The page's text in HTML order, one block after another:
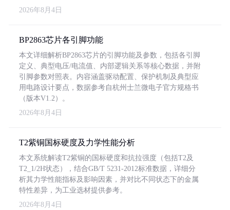
2026年8月4日
BP2863芯片各引脚功能
本文详细解析BP2863芯片的引脚功能及参数，包括各引脚
定义、典型电压/电流值、内部逻辑关系等核心数据，并附
引脚参数对照表。内容涵盖驱动配置、保护机制及典型应
用电路设计要点，数据参考自杭州士兰微电子官方规格书
（版本V1.2）。
2026年8月4日
T2紫铜国标硬度及力学性能分析
本文系统解读T2紫铜的国标硬度和抗拉强度（包括T2及
T2_1/2H状态），结合GB/T 5231-2012标准数据，详细分
析其力学性能指标及影响因素，并对比不同状态下的金属
特性差异，为工业选材提供参考。
2026年8月4日